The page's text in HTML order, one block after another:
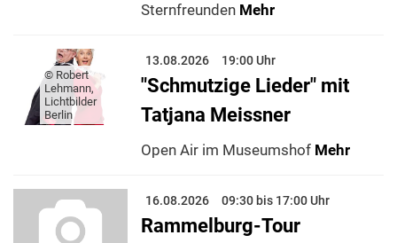
Sternfreunden Mehr
© Robert
Lehmann,
Lichtbilder
Berlin
13.08.2026 19:00 Uhr
"Schmutzige Lieder" mit
Tatjana Meissner
Open Air im Museumshof Mehr
16.08.2026 09:30 bis 17:00 Uhr
Rammelburg-Tour